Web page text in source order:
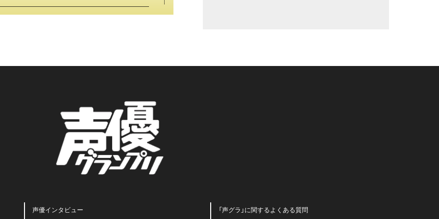
声優インタビュー 「声グラ」に関するよくある質問